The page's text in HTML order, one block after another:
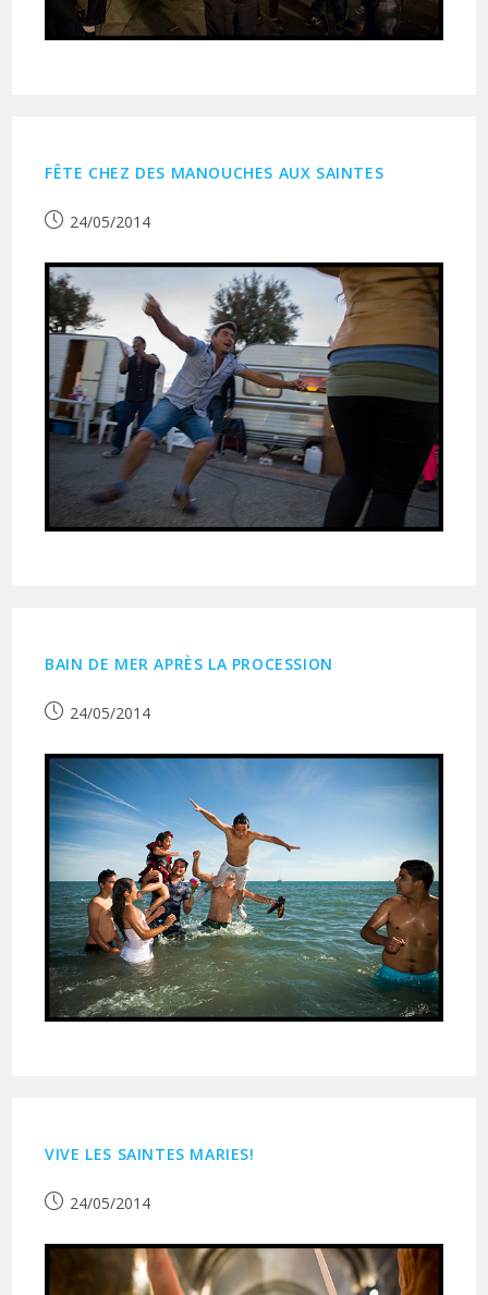
FÊTE CHEZ DES MANOUCHES AUX SAINTES
Publication
24/05/2014
BAIN DE MER APRÈS LA PROCESSION
Publication
24/05/2014
VIVE LES SAINTES MARIES!
Publication
24/05/2014